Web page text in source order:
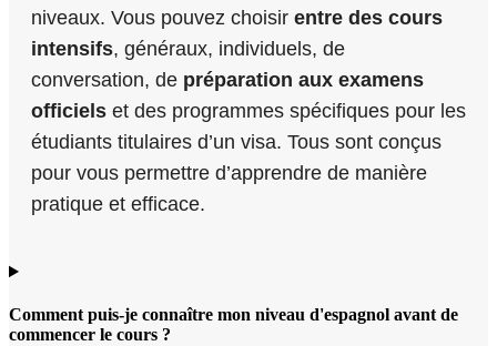
niveaux. Vous pouvez choisir entre des cours
intensifs, généraux, individuels, de
conversation, de préparation aux examens
officiels et des programmes spécifiques pour les
étudiants titulaires d’un visa. Tous sont conçus
pour vous permettre d’apprendre de manière
pratique et efficace.
Comment puis-je connaître mon niveau d'espagnol avant de
commencer le cours ?